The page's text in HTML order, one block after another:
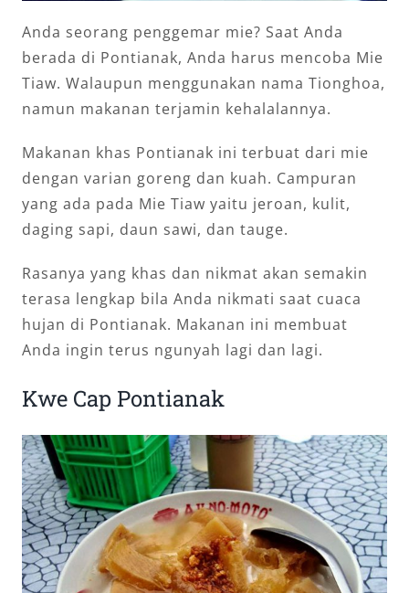
Anda seorang penggemar mie? Saat Anda
berada di Pontianak, Anda harus mencoba Mie
Tiaw. Walaupun menggunakan nama Tionghoa,
namun makanan terjamin kehalalannya.
Makanan khas Pontianak ini terbuat dari mie
dengan varian goreng dan kuah. Campuran
yang ada pada Mie Tiaw yaitu jeroan, kulit,
daging sapi, daun sawi, dan tauge.
Rasanya yang khas dan nikmat akan semakin
terasa lengkap bila Anda nikmati saat cuaca
hujan di Pontianak. Makanan ini membuat
Anda ingin terus ngunyah lagi dan lagi.
Kwe Cap Pontianak